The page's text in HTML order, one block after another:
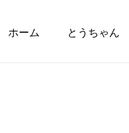
ホーム とうちゃん